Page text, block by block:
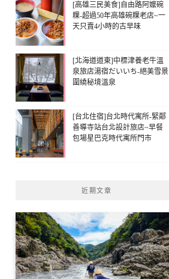
[高雄三民美食]自由路阿嬤碗
粿-超過50年高雄碗粿老店~一
天只賣4小時的古早味
[北海道道東]中標津養老牛溫
泉旅店湯宿だいいち-絕美雪景
圍繞秘境溫泉
[台北住宿]台北時代寓所-緊鄰
善導寺站台北設計旅店~早餐
包場星巴克時代寓所門市
近期文章